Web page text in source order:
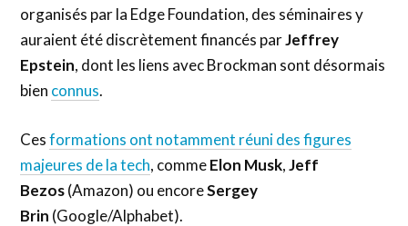
organisés par la Edge Foundation, des séminaires y
auraient été discrètement financés parJeffrey
Epstein, dont les liens avec Brockman sont désormais
bien connus.
Cesformations ont notamment réuni des figures
majeures de la tech, commeElon Musk,Jeff
Bezos(Amazon) ou encoreSergey
Brin (Google/Alphabet).